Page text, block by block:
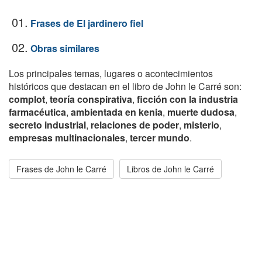
01. Frases de El jardinero fiel
02. Obras similares
Los principales temas, lugares o acontecimientos
históricos que destacan en el libro de John le Carré son:
complot, teoría conspirativa, ficción con la industria
farmacéutica, ambientada en kenia, muerte dudosa,
secreto industrial, relaciones de poder, misterio,
empresas multinacionales, tercer mundo.
Frases de John le Carré Libros de John le Carré